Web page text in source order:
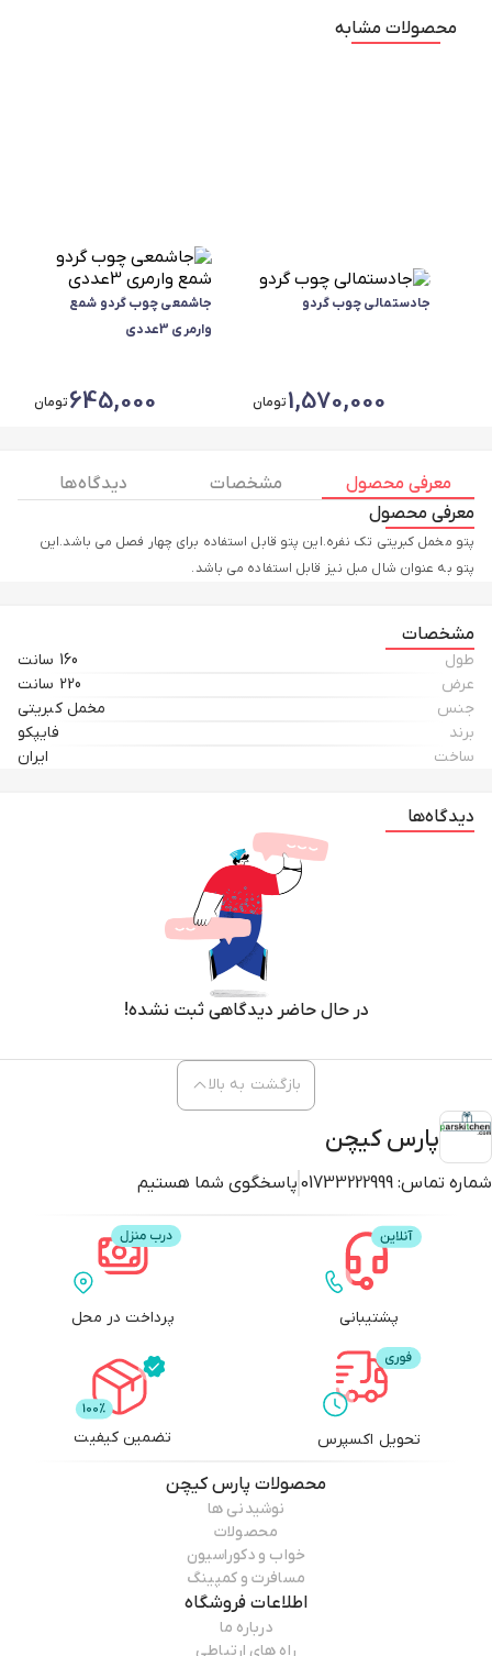
محصولات مشابه
جادستمالی چوب گردو
1,570,000تومان
جاشمعی چوب گردو شمع
وارمری 3عددی
645,000تومان
معرفی محصول مشخصات
دیدگاه ها
معرفی محصول
پتو مخمل کبریتی تک نفره.این پتو قابل استفاده برای چهار فصل می باشد.این
پتو به عنوان شال مبل نیز قابل استفاده می باشد.
مشخصات
طول
160 سانت
عرض
220 سانت
جنس
مخمل کبریتی
برند
فایپکو
ساخت
ایران
دیدگاه‌ها
در حال حاضر دیدگاهی ثبت نشده!
پارس کیچن
شماره تماس: 01733222999 پاسخگوی شما هستیم
بازگشت به بالا
پشتیبانی پرداخت در محل
تحویل اکسپرس تضمین کیفیت
محصولات پارس کیچن
نوشیدنی ها
محصولات
خواب و دکوراسیون
مسافرت و کمپینگ
اطلاعات فروشگاه
درباره ما
راه های ارتباطی